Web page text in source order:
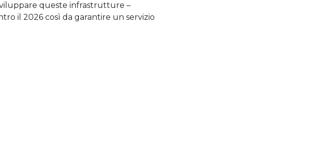
queste infrastrutture –
il 2026 così da garantire un servizio